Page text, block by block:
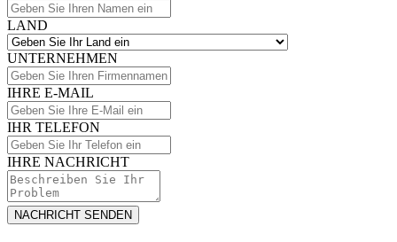
LAND
UNTERNEHMEN
IHRE E-MAIL
IHR TELEFON
IHRE NACHRICHT
NACHRICHT SENDEN